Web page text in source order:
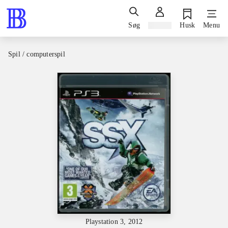
Søg Husk Menu
Spil / computerspil
Playstation 3, 2012